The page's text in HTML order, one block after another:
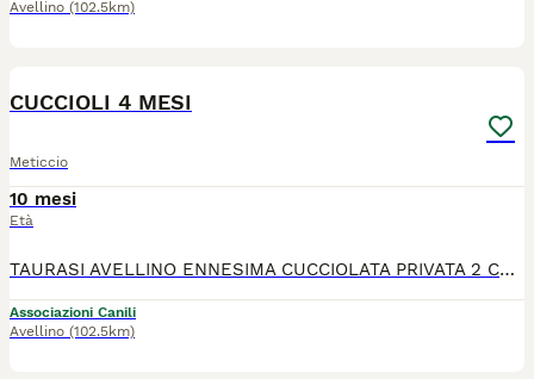
Avellino (102.5km)
CUCCIOLI 4 MESI
Meticcio
10 mesi
Età
TAURASI AVELLINO ENNESIMA CUCCIOLATA PRIVATA 2 CUCCIOLI TAGLIA MEDIA CERCANO CASA, HANNO 4 MESI E SI AFFIDANO DOPO ITER PREAFFIDO DA AVELLINO IN SU. ARRIVANO OVUNQUE TRAMITE STAFFETTA AUTORIZZATA. VACCINATI SVERMINATI MICROCHIPPATI OBBLIGO CASTRAZIONE/STERILIZZAZIONE AL MOMENTO OPPORTUNO SONO DUE MASCHIETTI. SCRIVETE UN BREVE MESSAGGIO DI PRESENTAZIONE SU WHATSAPP. NO CHIAMATE 3381317800
Associazioni Canili
Avellino (102.5km)